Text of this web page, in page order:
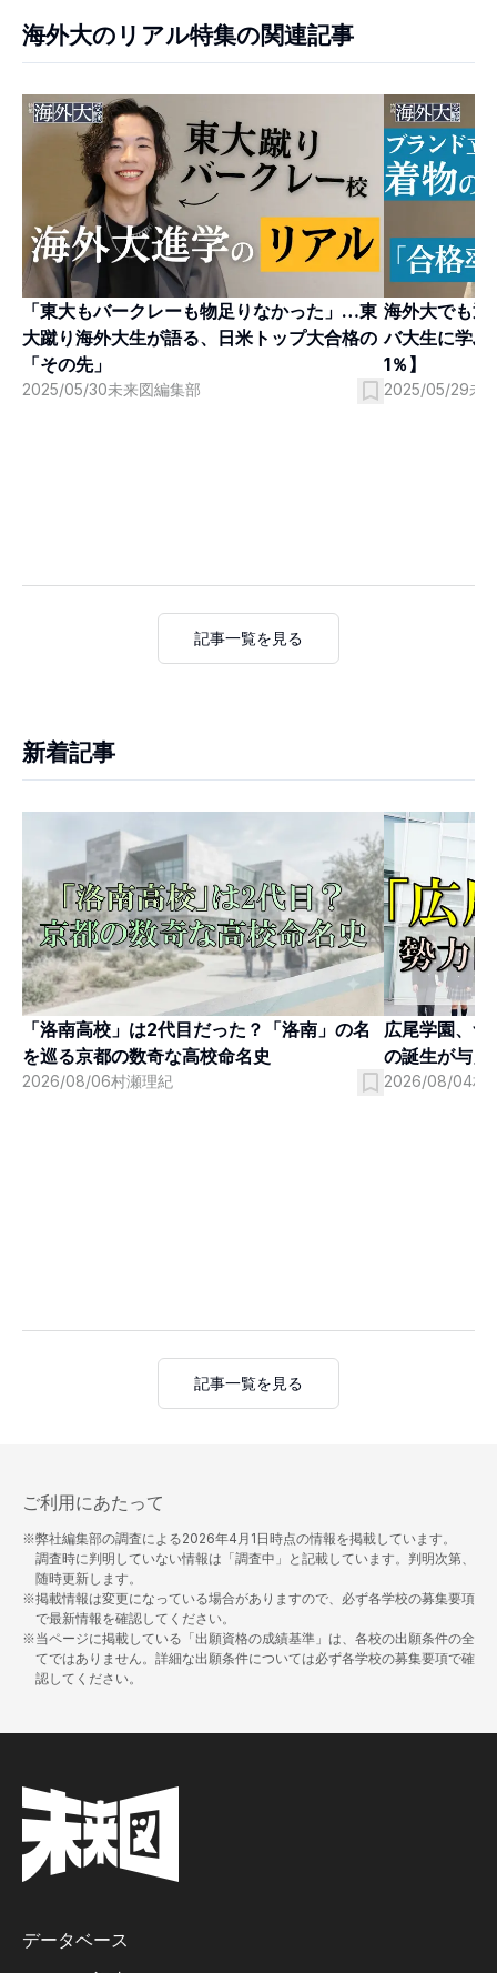
海外大のリアル特集の関連記事
「東大もバークレーも物足りなかった」…東
大蹴り海外大生が語る、日米トップ大合格の
「その先」
2025/05/30未来図編集部
海外大でも通
バ大生に学ぶ
1％】
2025/05/29未
記事一覧を見る
新着記事
「洛南高校」は2代目だった？「洛南」の名
を巡る京都の数奇な高校命名史
2026/08/06村瀬理紀
広尾学園、
の誕生が与え
2026/08/04村
記事一覧を見る
ご利用にあたって
※弊社編集部の調査による2026年4月1日時点の情報を掲載しています。
調査時に判明していない情報は「調査中」と記載しています。判明次第、
随時更新します。
※掲載情報は変更になっている場合がありますので、必ず各学校の募集要項
で最新情報を確認してください。
※当ページに掲載している「出願資格の成績基準」は、各校の出願条件の全
てではありません。詳細な出願条件については必ず各学校の募集要項で確
認してください。
データベース